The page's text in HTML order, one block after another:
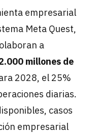
empresarial
Meta Quest,
a
millones de
2028, el 25%
diarias.
casos
empresarial